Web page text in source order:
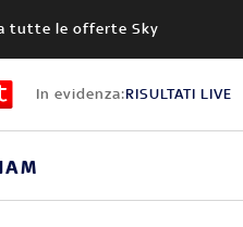
tutte le offerte Sky
In evidenza:RISULTATI LIVE